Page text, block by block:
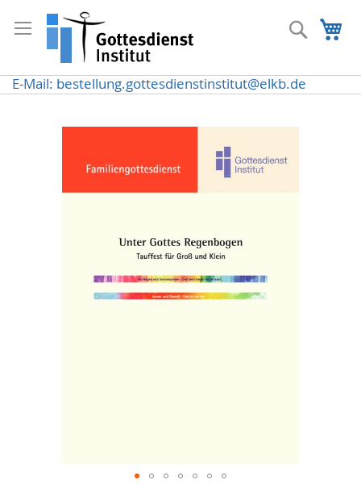
zum
Inhalt
Suche
E-Mail: bestellung.gottesdienstinstitut@elkb.de